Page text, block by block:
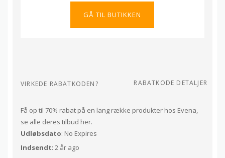
GÅ TIL BUTIKKEN
VIRKEDE RABATKODEN? RABATKODE DETALJER
Få op til 70% rabat på en lang række produkter hos Evena,
se alle deres tilbud her.
Udløbsdato: No Expires
Indsendt: 2 år ago